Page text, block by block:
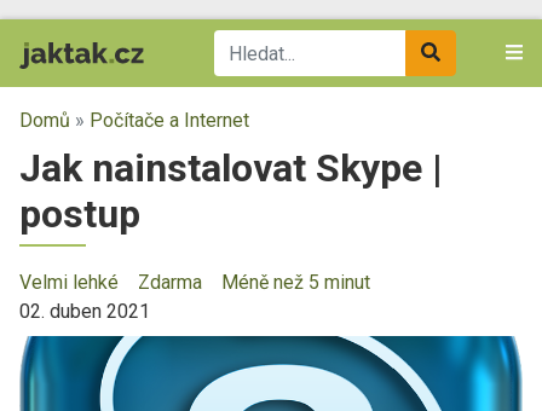
Domů » Počítače a Internet
Jak nainstalovat Skype |
postup
Velmi lehké Zdarma
Méně než 5 minut
02. duben 2021